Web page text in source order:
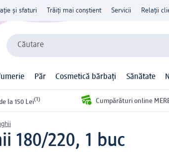
și sfaturi Trăiți mai conștient Servicii Relații
Căutare
Păr Cosmetică bărbați Sănătate
la 150 Lei(1) Cumpărături online
180/220, 1 buc